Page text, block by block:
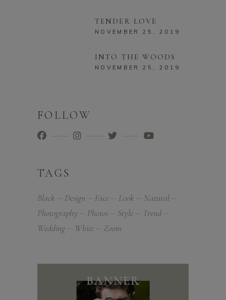
TENDER LOVE
NOVEMBER 25, 2019
INTO THE WOODS
NOVEMBER 25, 2019
FOLLOW
TAGS
Black Design Face Look
Natural
Photography
Photos Style
Trend
Wedding
White Zoom